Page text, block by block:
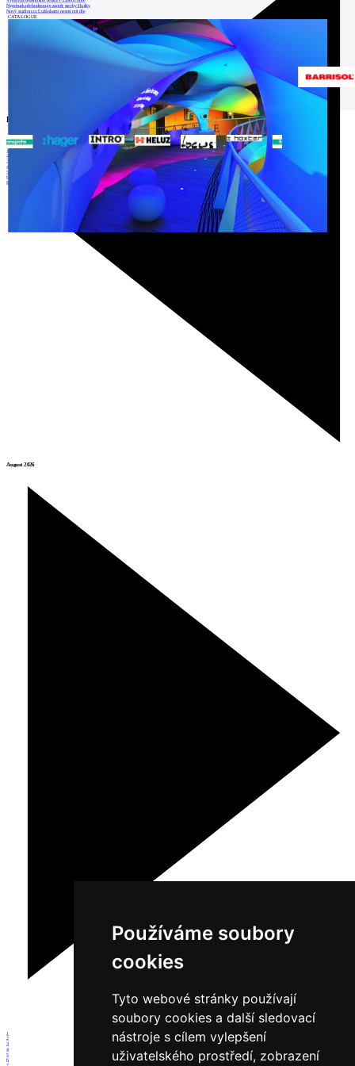
Používáme soubory
cookies
Tyto webové stránky používají
soubory cookies a další sledovací
nástroje s cílem vylepšení
uživatelského prostředí, zobrazení
August 2026
1
2
3
4
5
6
Nymburk přehodnocuje záměr stavby školky
Nový stadion za Lužánkami nesmí mít dle
CATALOGUE
Partners
1
2
3
4
5
6
Prev